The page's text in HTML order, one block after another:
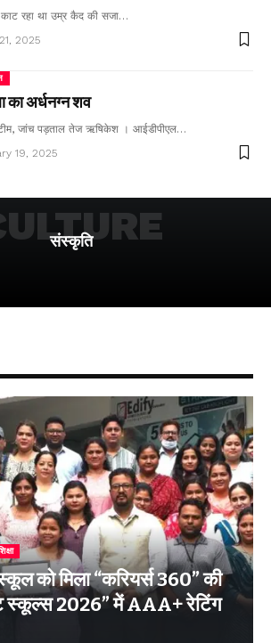
काट रहा था उम्र कैद की सजा…
2025
का अर्धनग्न शव
जांच पड़ताल तेज ऋषिकेश । आईडीपीएल…
19, 2025
संस्कृति
को मिला “करियर्स 360” की
स्कूल्स 2026” में AAA+ रेटिंग